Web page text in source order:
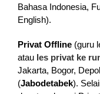
Bahasa Indonesia,
English).
Privat Offline(guru
atau les privat ke
Jakarta, Bogor,
(Jabodetabek).